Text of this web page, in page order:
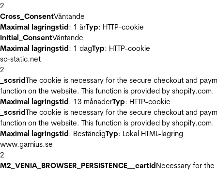
2
Cross_ConsentVäntande
Maximal lagringstid: 1 årTyp: HTTP-cookie
Initial_ConsentVäntande
Maximal lagringstid: 1 dagTyp: HTTP-cookie
sc-static.net
2
_scsridThe cookie is necessary for the secure checkout and
function on the website. This function is provided by shopify.com.
Maximal lagringstid: 13 månaderTyp: HTTP-cookie
_scsridThe cookie is necessary for the secure checkout and
function on the website. This function is provided by shopify.com.
Maximal lagringstid: BeständigTyp: Lokal HTML-lagring
www.garnius.se
2
M2_VENIA_BROWSER_PERSISTENCE__cartIdNecessary for the